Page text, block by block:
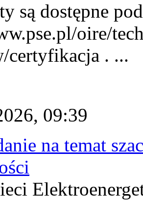
są dostępne
oire/
certyfikacja . ...
09:39
na temat